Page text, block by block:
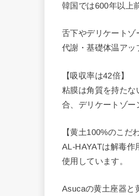
韓国では600年以上
舌下やデリケート
代謝・基礎体温アッ
【吸収率は42倍】
粘膜は角質を持たな
合、デリケートゾー
【黄土100%のこだ
AL-HAYATは解毒作
使用しています。
Asucaの黄土座器と